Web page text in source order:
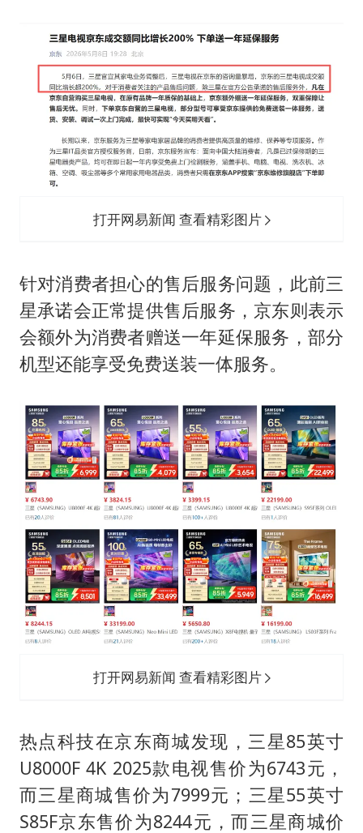
日本试射“战斧”导弹，国防部回应
百花奖开幕式
胡彦斌韩磊 谁帮谁
夯实基础开新局
打开网易新闻 查看精彩图片
针对消费者担心的售后服务问题，此前三
星承诺会正常提供售后服务，京东则表示
会额外为消费者赠送一年延保服务，部分
机型还能享受免费送装一体服务。
打开网易新闻 查看精彩图片
热点科技在京东商城发现，三星85英寸
U8000F 4K 2025款电视售价为6743元，
而三星商城售价为7999元；三星55英寸
S85F京东售价为8244元，而三星商城价